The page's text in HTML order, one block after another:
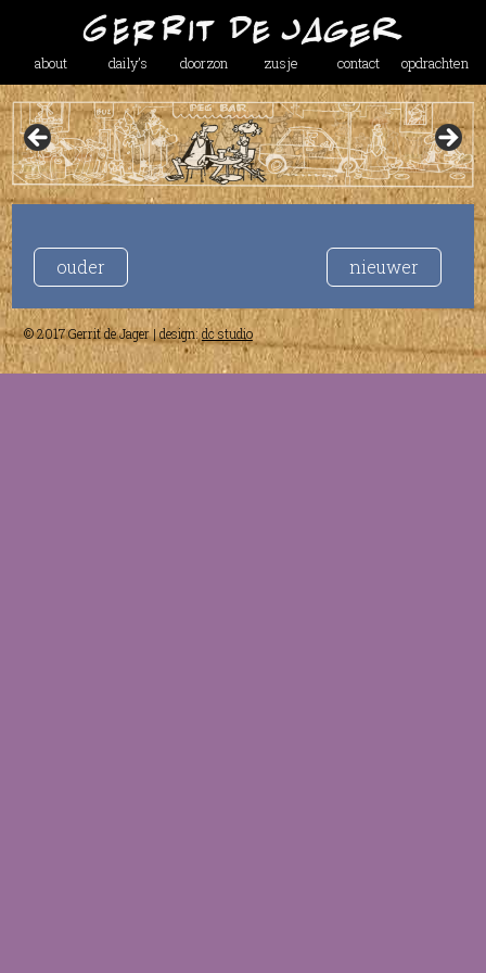
about daily’s doorzon zusje contact opdrachten
ouder nieuwer
© 2017 Gerrit de Jager | design:dc studio